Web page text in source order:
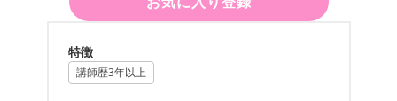
特徴
講師歴3年以上